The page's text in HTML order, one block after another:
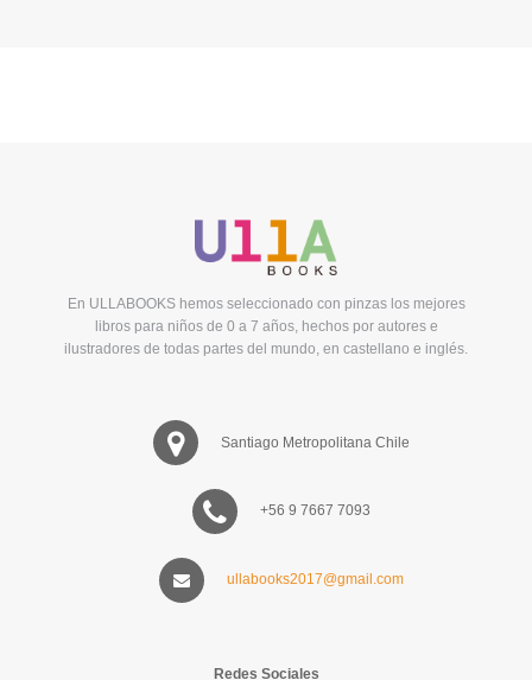
En ULLABOOKS hemos seleccionado con pinzas los mejores
libros para niños de 0 a 7 años, hechos por autores e
ilustradores de todas partes del mundo, en castellano e inglés.
Santiago Metropolitana Chile
+56 9 7667 7093
ullabooks2017@gmail.com
Redes Sociales